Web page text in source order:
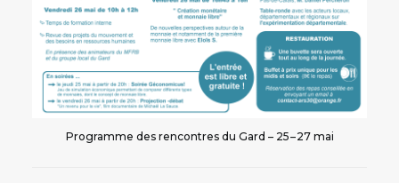
Programme des rencontres du Gard – 25 – 27 mai